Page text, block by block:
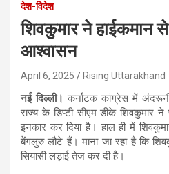
देश-विदेश
शिवकुमार ने हाईकमान
आश्वासन
April 6, 2025 Rising Uttarakhand
नई दिल्ली। कर्नाटक कांग्रेस में
राज्य के डिप्टी सीएम डीके शिवकुमार
इनकार कर दिया है। हाल ही में
बेंगलुरु लौटे हैं। माना जा रहा है कि
सियासी लड़ाई तेज कर दी है।